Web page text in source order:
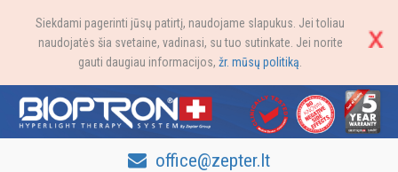
Siekdami pagerinti jūsų patirtį, naudojame slapukus. Jei toliau
naudojatės šia svetaine, vadinasi, su tuo sutinkate. Jei norite
gauti daugiau informacijos, žr. mūsų politiką
office@zepter.lt